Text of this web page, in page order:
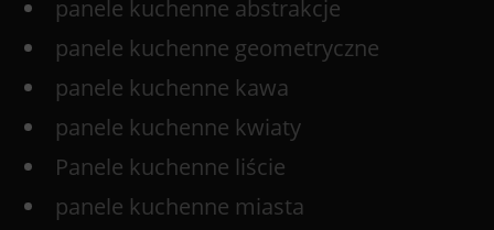
panele kuchenne abstrakcje
panele kuchenne geometryczne
panele kuchenne kawa
panele kuchenne kwiaty
Panele kuchenne liście
panele kuchenne miasta